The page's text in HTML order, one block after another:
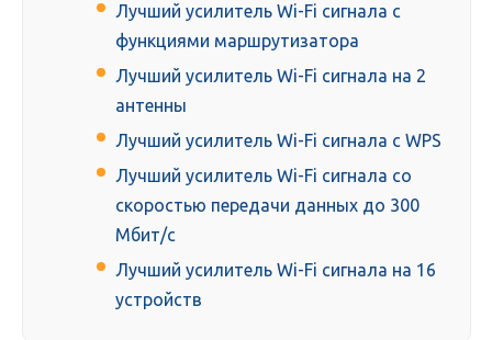
Лучший усилитель Wi-Fi сигнала с
функциями маршрутизатора
Лучший усилитель Wi-Fi сигнала на 2
антенны
Лучший усилитель Wi-Fi сигнала с WPS
Лучший усилитель Wi-Fi сигнала со
скоростью передачи данных до 300
Мбит/с
Лучший усилитель Wi-Fi сигнала на 16
устройств